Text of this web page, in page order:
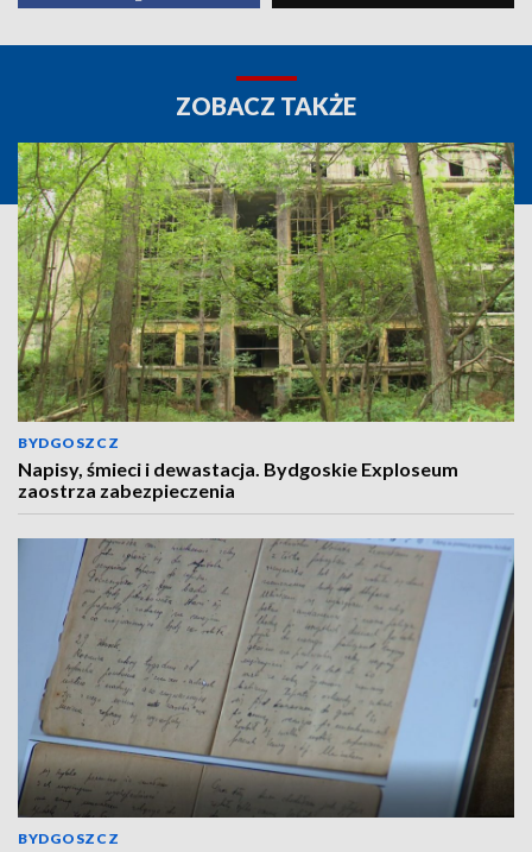
ZOBACZ TAKŻE
BYDGOSZCZ
Napisy, śmieci i dewastacja. Bydgoskie Exploseum
zaostrza zabezpieczenia
BYDGOSZCZ